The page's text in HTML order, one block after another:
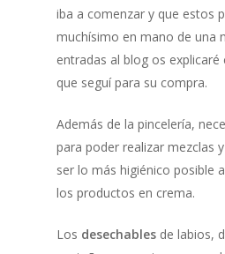
iba a comenzar y que estos
muchísimo en mano de una
entradas al blog os explicaré
que seguí para su compra.
Además de la pincelería,
para poder realizar mezclas
ser lo más higiénico posible
los productos en crema.
Los desechables de labios,